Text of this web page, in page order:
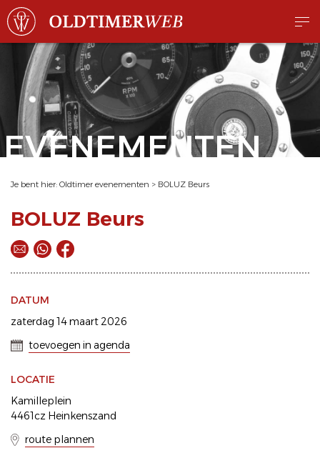
EVENEMENTEN
Je bent hier: Oldtimer evenementen > BOLUZ Beurs
BOLUZ Beurs
DATUM
zaterdag 14 maart 2026
toevoegen in agenda
LOCATIE
Kamilleplein
4461cz Heinkenszand
route plannen